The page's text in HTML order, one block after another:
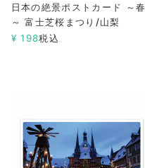
日本の絶景ポストカード ～春
～ 富士芝桜まつり/山梨
¥ 198税込